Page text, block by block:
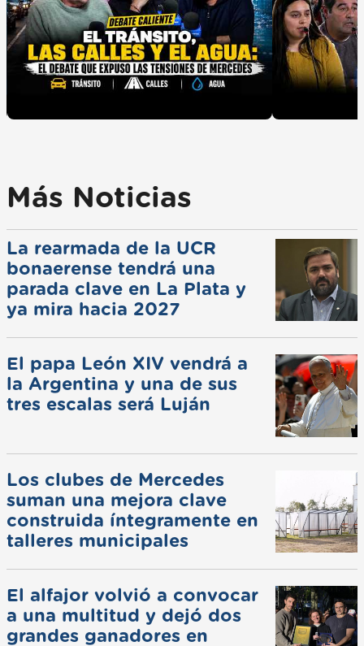
Más Noticias
La rearmada de la UCR
bonaerense tendrá una
parada clave en La Plata y
ya mira hacia 2027
El papa León XIV vendrá a
la Argentina y una de sus
tres escalas será Luján
Los clubes de Mercedes
suman una mejora clave
construida íntegramente en
talleres municipales
El alfajor volvió a convocar
a una multitud y dejó dos
grandes ganadores en